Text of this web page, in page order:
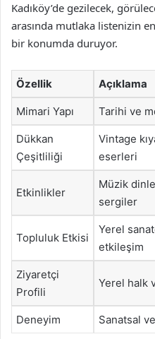
Kadıköy’de gezilecek,
arasında mutlaka listenizin
bir konumda duruyor.
Özellik Açıklama
Mimari Yapı Tarihi ve
Dükkan
Çeşitliliği
Vintage
eserleri
Etkinlikler
Müzik
sergiler
Topluluk Etkisi
Yerel
etkileşim
Ziyaretçi
Profili
Yerel halk
Deneyim Sanatsal